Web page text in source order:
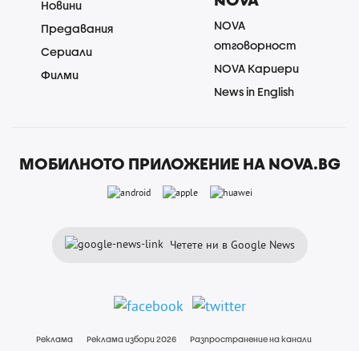
Новини
Предавания
Сериали
Филми
NOVA
отговорност
NOVA Кариери
News in English
МОБИЛНОТО ПРИЛОЖЕНИЕ НА NOVA.BG
Четете ни в Google News
Реклама Реклама избори 2026
Разпространение на канали